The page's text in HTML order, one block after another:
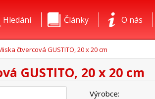
O nás
Články
Hledání
čtvercová GUSTITO, 20 x 20 cm
GUSTITO, 20 x 20 cm
Výrobce: